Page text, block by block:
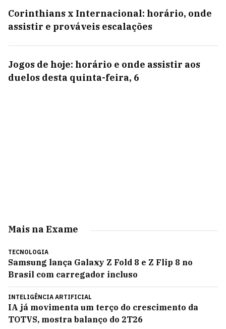
Corinthians x Internacional: horário, onde
assistir e prováveis escalações
Jogos de hoje: horário e onde assistir aos
duelos desta quinta-feira, 6
Mais na Exame
TECNOLOGIA
Samsung lança Galaxy Z Fold 8 e Z Flip 8 no
Brasil com carregador incluso
INTELIGÊNCIA ARTIFICIAL
IA já movimenta um terço do crescimento da
TOTVS, mostra balanço do 2T26